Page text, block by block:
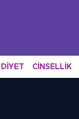
DİYET CİNSELLİK